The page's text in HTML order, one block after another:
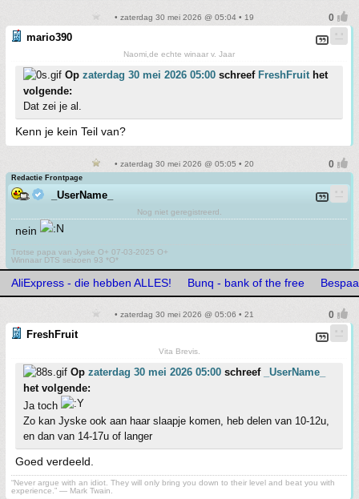
• zaterdag 30 mei 2026 @ 05:04 • 19
mario390
Naomi,de echte winaar v. Jaar
Op zaterdag 30 mei 2026 05:00 schreef FreshFruit het
volgende:
Dat zei je al.
Kenn je kein Teil van?
• zaterdag 30 mei 2026 @ 05:05 • 20
Redactie Frontpage
_UserName_
Nog niet geregistreerd.
nein
Trotse papa van Jyske O+ 07-03-2025 O+
Winnaar DTS seizoen 93 *O*
AliExpress - die hebben ALLES! Bunq - bank of the free
• zaterdag 30 mei 2026 @ 05:06 • 21
FreshFruit
Vita Brevis.
Op zaterdag 30 mei 2026 05:00 schreef
_UserName_
het volgende:
Ja toch
Zo kan Jyske ook aan haar slaapje komen, heb delen van 10-12u,
en dan van 14-17u of langer
Goed verdeeld.
“Never argue with an idiot. They will only bring you down to their level and beat you with
experience.” ― Mark Twain.